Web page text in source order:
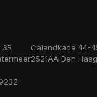
Calandkade 44-
2521AA Den Haag